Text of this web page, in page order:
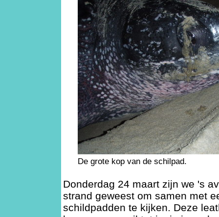
De grote kop van de schilpad.
Donderdag 24 maart zijn we 's
strand geweest om samen met
schildpadden te kijken. Deze